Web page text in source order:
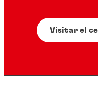
Visitar el